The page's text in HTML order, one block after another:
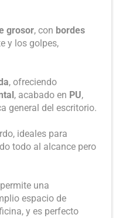
grosor, con bordes
y los golpes,
, ofreciendo
, acabado en PU,
general del escritorio.
ideales para
todo al alcance pero
una
espacio de
y es perfecto